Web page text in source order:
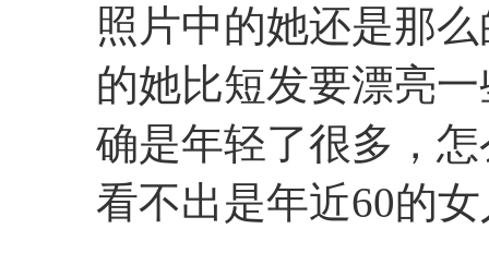
照片中的她还是那
的她比短发要漂亮
确是年轻了很多，
看不出是年近60的